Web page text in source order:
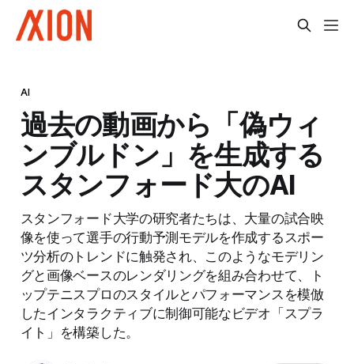
AI
過去の動画から「偽ウィ
ンブルドン」を生成する
スタンフォード大のAI
スタンフォード大学の研究者たちは、大量の試合映
像を使って選手の行動予測モデルを作成するスポー
ツ分析のトレンドに触発され、このようなモデリン
グと画像ベースのレンダリングを組み合わせて、ト
ップテニスプロのスタイルとパフォーマンスを模倣
したインタラクティブに制御可能なビデオ「スプラ
イト」を構築した。